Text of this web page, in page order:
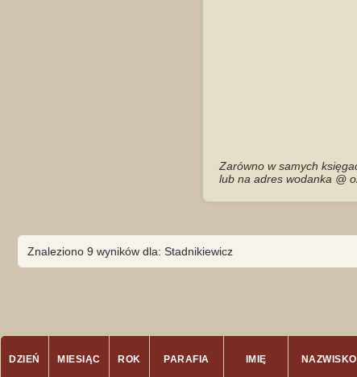
Zarówno w samych
lub na adres wodanka @
Znaleziono 9 wyników dla: Stadnikiewicz
DZIEŃ MIESIĄC ROK PARAFIA IMIĘ NAZWISKO